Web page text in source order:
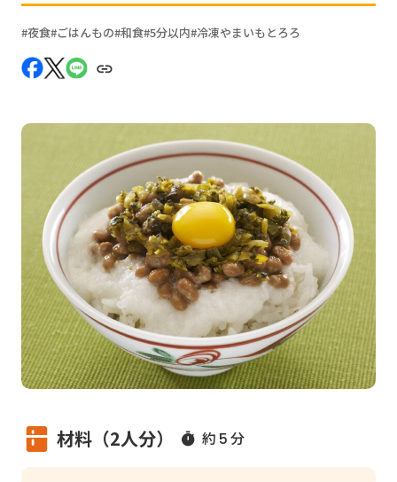
夜食 ごはんもの 和食 5分以内 冷凍やまいもとろろ
材料（2人分） 約 5分